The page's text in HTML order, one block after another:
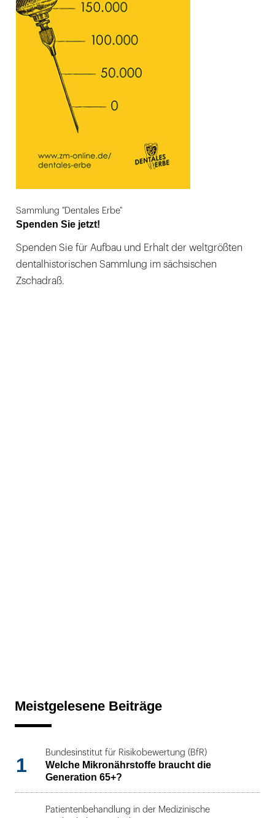
Sammlung "Dentales Erbe"
Spenden Sie jetzt!
Spenden Sie für Aufbau und Erhalt der weltgrößten
dentalhistorischen Sammlung im sächsischen
Zschadraß.
Meistgelesene Beiträge
1
Bundesinstitut für Risikobewertung (BfR)
Welche Mikronährstoffe braucht die
Generation 65+?
Patientenbehandlung in der Medizinische